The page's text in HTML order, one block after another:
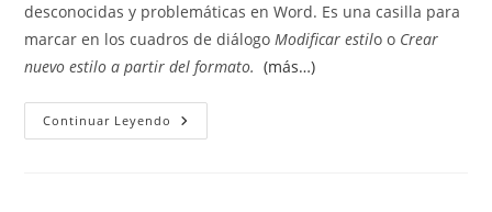
desconocidas y problemáticas en Word. Es una casilla para
marcar en los cuadros de diálogoModificar estilo o Crear
nuevo estilo a partir del formato. (más…)
Continuar Leyendo Actualizar
Automáticamente